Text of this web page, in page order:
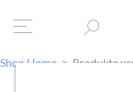
Shop Home > Produkte